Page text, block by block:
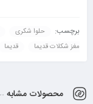
برچسب: حلوا شکری
مغز شکلات قدیما
قدیما
محصولات مشابه